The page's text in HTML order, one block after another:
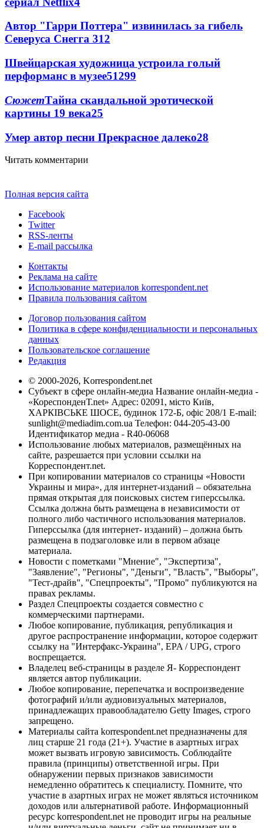
Автор "Гарри Поттера" извинилась за гибель
Северуса Снегга 312
Швейцарская художница устроила голый
перформанс в музее51299
СюжетТайна скандальной эротической
картины 19 века25
Умер автор песни Прекрасное далеко28
Читать комментарии
Полная версия сайта
Facebook
Twitter
RSS-ленты
E-mail рассылка
Контакты
Реклама на сайте
Использование материалов korrespondent.net
Правила пользования сайтом
Договор пользования сайтом
Политика в сфере конфиденциальности и персональных
данных
Пользовательское соглашение
Редакция
© 2000-2026, Korrespondent.net
Субъект в сфере онлайн-медиа Название онлайн-медиа -
«КореспонденТ.net» Адрес: 02091, місто Київ,
ХАРКІВСЬКЕ ШОСЕ, будинок 172-Б, офіс 208/1 E-mail:
sunlight@mediadim.com.ua Телефон: 044-205-43-00
Идентификатор медиа - R40-06068
Использование любых материалов, размещённых на
сайте, разрешается при условии ссылки на
Корреспондент.net.
При копировании материалов со страницы «Новости
Украины и мира», для интернет-изданий – обязательна
прямая открытая для поисковых систем гиперссылка.
Ссылка должна быть размещена в независимости от
полного либо частичного использования материалов.
Гиперссылка (для интернет- изданий) – должна быть
размещена в подзаголовке или в первом абзаце
материала.
Новости с пометками "Мнение", "Экспертиза",
"Заявление", "Регионы", "Деньги", "Власть", "Выборы",
"Тест-драйв", "Спецпроекты", "Промо" публикуются на
правах рекламы.
Раздел Спецпроекты создается совместно с
коммерческими партнерами.
Любое копирование, публикация, републикация и
другое распространение информации, которое содержит
ссылку на "Интерфакс-Украина", EPA / UPG, строго
воспрещается.
Владелец веб-страницы в разделе Я- Корреспондент
является автор публикации.
Любое копирование, перепечатка и воспроизведение
фотографий и/или аудиовизуальных материалов,
принадлежащих правообладателю Getty Images, строго
запрещено.
Материалы сайта korrespondent.net предназначены для
лиц старше 21 года (21+). Участие в азартных играх
может вызвать игровую зависимость. Соблюдайте
правила (принципы) ответственной игры. При
обнаружении первых признаков зависимости
немедленно обратитесь к специалисту. Помните, что
участие в азартных играх не может являться источником
доходов или альтернативой работе. Информационный
ресурс korrespondent.net не проводит игры на реальные